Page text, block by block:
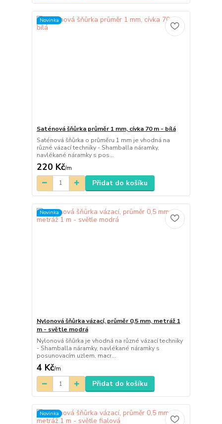
Novinka
Saténová šňůrka průměr 1 mm, cívka 70 m - bílá
Saténová šňůrka o průměru 1 mm je vhodná na
různé vázací techniky - Shamballa náramky,
navlékané náramky s pos...
220 Kč/m
Přidat do košíku
Novinka
Nylonová šňůrka vázací, průměr 0,5 mm, metráž 1
m - světle modrá
Nylonová šňůrka je vhodná na různé vázací techniky
- Shamballa náramky, navlékané náramky s
posunovacím uzlem, macr...
4 Kč/m
Přidat do košíku
Novinka